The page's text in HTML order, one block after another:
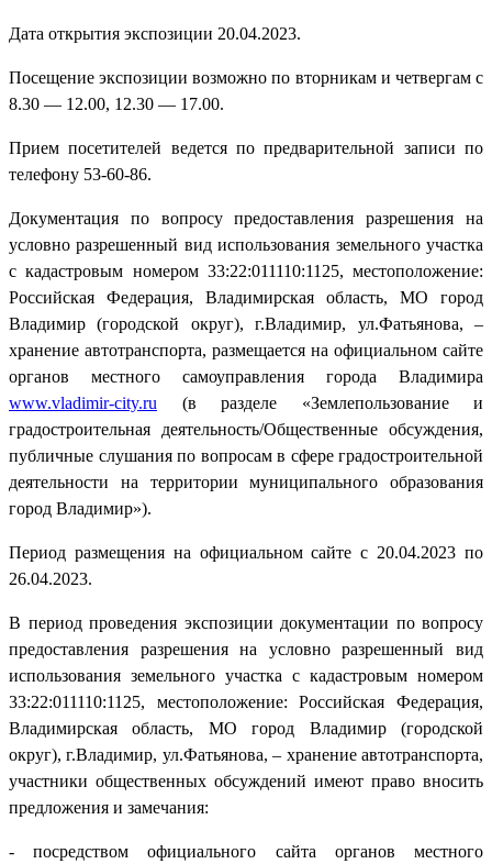
Дата открытия экспозиции 20.04.2023.
Посещение экспозиции возможно по вторникам и четвергам с
8.30 — 12.00, 12.30 — 17.00.
Прием посетителей ведется по предварительной записи по
телефону 53-60-86.
Документация по вопросу предоставления разрешения на
условно разрешенный вид использования земельного участка
с кадастровым номером 33:22:011110:1125, местоположение:
Российская Федерация, Владимирская область, МО город
Владимир (городской округ), г.Владимир, ул.Фатьянова, –
хранение автотранспорта, размещается на официальном сайте
органов местного самоуправления города Владимира
www.vladimir-city.ru (в разделе «Землепользование и
градостроительная деятельность/Общественные обсуждения,
публичные слушания по вопросам в сфере градостроительной
деятельности на территории муниципального образования
город Владимир»).
Период размещения на официальном сайте с 20.04.2023 по
26.04.2023.
В период проведения экспозиции документации по вопросу
предоставления разрешения на условно разрешенный вид
использования земельного участка с кадастровым номером
33:22:011110:1125, местоположение: Российская Федерация,
Владимирская область, МО город Владимир (городской
округ), г.Владимир, ул.Фатьянова, – хранение автотранспорта,
участники общественных обсуждений имеют право вносить
предложения и замечания:
- посредством официального сайта органов местного